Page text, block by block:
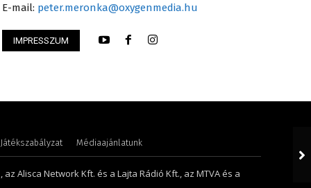
– szerkesztő-riporter
E-mail: peter.meronka@oxygenmedia.hu
IMPRESSZUM
Játékszabályzat Médiaajánlatunk
Alisca Network Kft. és a Lajta Rádió Kft., az MTVA és a